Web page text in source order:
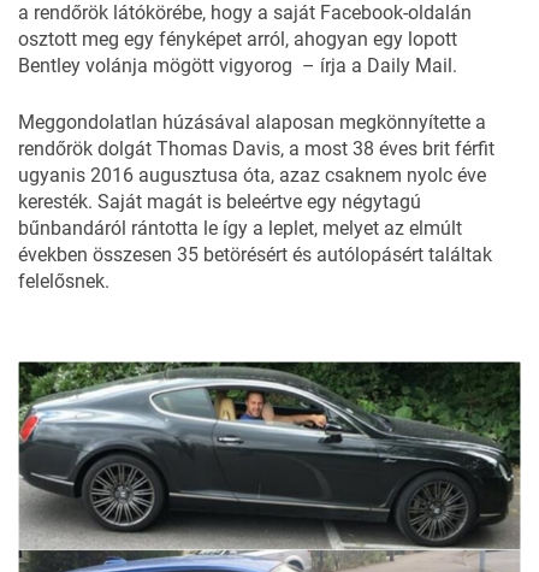
a rendőrök látókörébe, hogy a saját Facebook-oldalán
osztott meg egy fényképet arról, ahogyan egy lopott
Bentley volánja mögött vigyorog – írja a Daily Mail.
Meggondolatlan húzásával alaposan megkönnyítette a
rendőrök dolgát Thomas Davis, a most 38 éves brit férfit
ugyanis 2016 augusztusa óta, azaz csaknem nyolc éve
keresték. Saját magát is beleértve egy négytagú
bűnbandáról rántotta le így a leplet, melyet az elmúlt
években összesen 35 betörésért és autólopásért találtak
felelősnek.